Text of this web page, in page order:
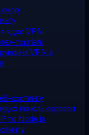
ядро VPN
торгівлі
VPN з
хостингу
панель сервера
та Node.js